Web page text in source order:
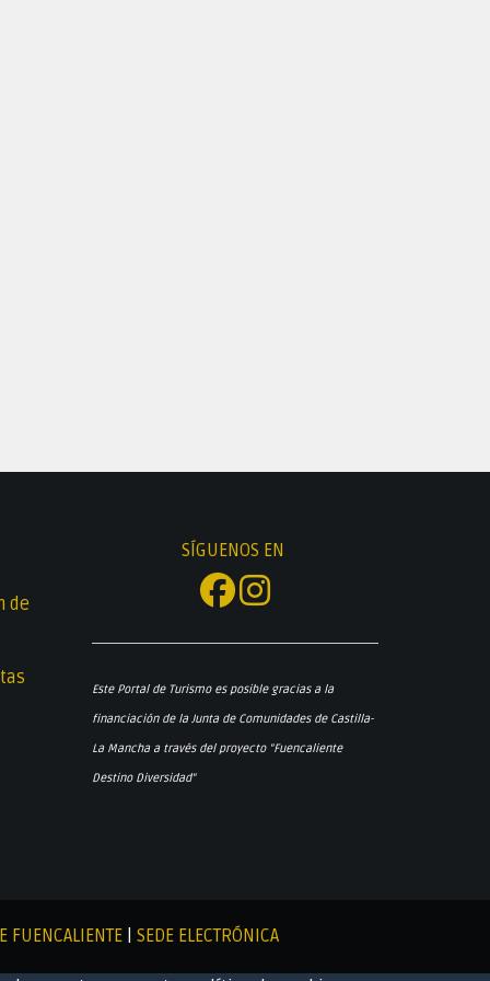
de
SÍGUENOS EN
Este Portal de Turismo es posible gracias a la
financiación de la Junta de Comunidades de Castilla-
La Mancha a través del proyecto "Fuencaliente
Destino Diversidad"
FUENCALIENTE SEDE ELECTRÓNICA